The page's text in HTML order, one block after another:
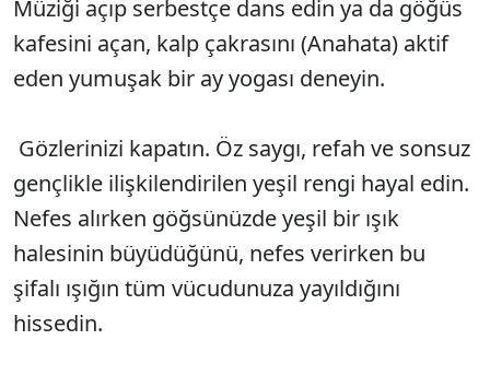
Müziği açıp serbestçe dans edin ya da göğüs
kafesini açan, kalp çakrasını (Anahata) aktif
eden yumuşak bir ay yogası deneyin.
Gözlerinizi kapatın. Öz saygı, refah ve sonsuz
gençlikle ilişkilendirilen yeşil rengi hayal edin.
Nefes alırken göğsünüzde yeşil bir ışık
halesinin büyüdüğünü, nefes verirken bu
şifalı ışığın tüm vücudunuza yayıldığını
hissedin.